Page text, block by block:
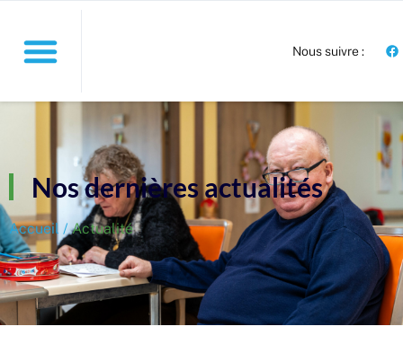
Nous suivre :
Nos dernières actualités
Accueil / Actualité